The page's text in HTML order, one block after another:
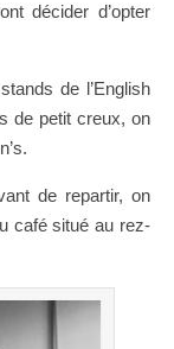
décider d’opter
de l’English
de petit creux, on
de repartir, on
café situé au rez-